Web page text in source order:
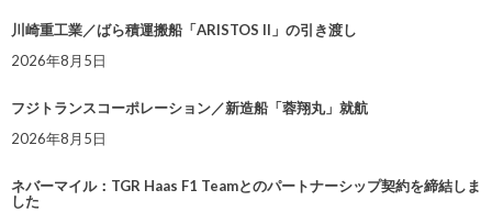
川崎重工業／ばら積運搬船「ARISTOS II」の引き渡し
2026年8月5日
フジトランスコーポレーション／新造船「蓉翔丸」就航
2026年8月5日
ネバーマイル：TGR Haas F1 Teamとのパートナーシップ契約を締結しま
した